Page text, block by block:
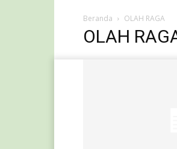
Beranda OLAH RAGA
OLAH